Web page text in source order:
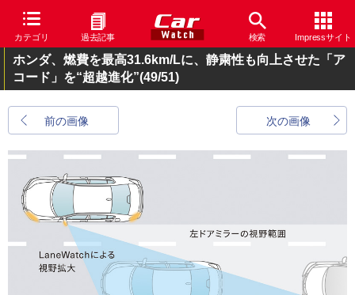
カテゴリ 過去記事 検索 Impressサイト
ホンダ、燃費を最高31.6km/Lに、静粛性も向上させた「ア
コード」を“超越進化”(49/51)
前の画像 次の画像